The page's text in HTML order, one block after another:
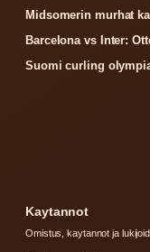
Midsomerin murhat
Barcelona vs Inter:
Suomi curling
Kaytannot
Omistus, kaytannot ja